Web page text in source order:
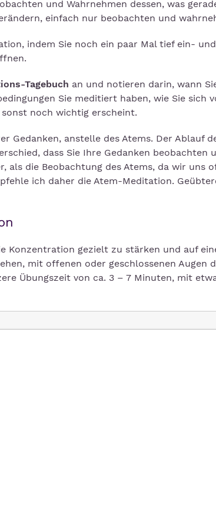
und Wahrnehmen dessen, was
einfach nur beobachten und
indem Sie noch ein paar Mal tief ein-
Tagebuch an und notieren darin, wann
Sie meditiert haben, wie Sie sich
noch wichtig erscheint.
Gedanken, anstelle des Atems. Der Ablauf
dass Sie Ihre Gedanken beobachten
als die Beobachtung des Atems, da wir uns
ich daher die Atem-Meditation.
Konzentration gezielt zu stärken und auf
mit offenen oder geschlossenen Augen
Übungszeit von ca. 3 – 7 Minuten, mit